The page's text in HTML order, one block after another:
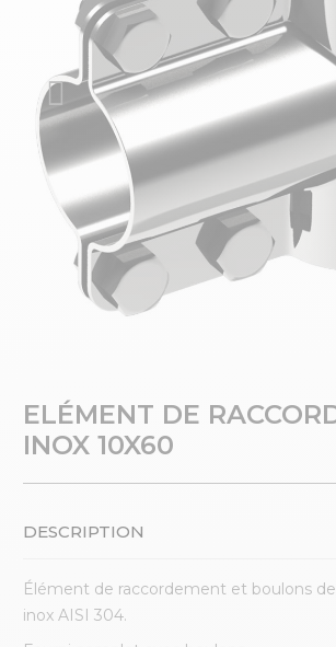
ELÉMENT DE
INOX 10X60
DESCRIPTION
Élément de raccordement et boulons
inox AISI 304.